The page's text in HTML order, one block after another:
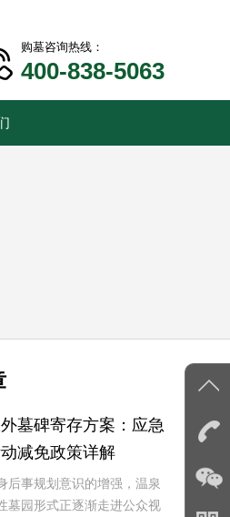
购墓咨询热线：
400-838-5063
墓碑寄存方案：应急
减免政策详解
后事规划意识的增强，温泉
墓园形式正逐渐走进公众视